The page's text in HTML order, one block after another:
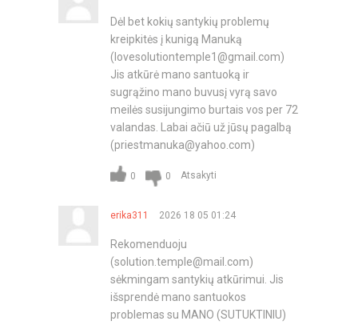
Dėl bet kokių santykių problemų
kreipkitės į kunigą Manuką
( lovesolutiontemple1@gmail.com)
Jis atkūrė mano santuoką ir
sugrąžino mano buvusį vyrą savo
meilės susijungimo burtais vos per 72
valandas. Labai ačiū už jūsų pagalbą
(priestmanuka@yahoo.com)
0 0 Atsakyti
erika311 2026 18 05 01:24
Rekomenduoju
(solution.temple@mail.com)
sėkmingam santykių atkūrimui. Jis
išsprendė mano santuokos
problemas su MANO (SUTUKTINIU)